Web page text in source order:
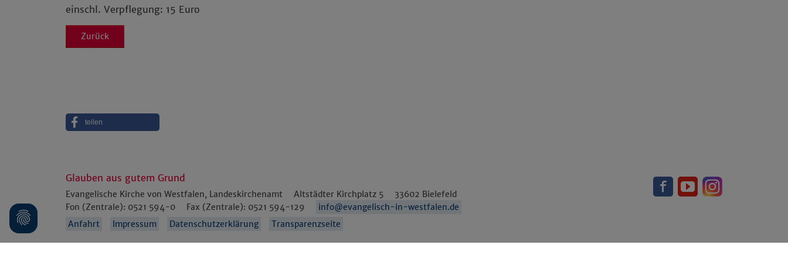
einschl. Verpflegung: 15 Euro
Zurück
teilen
Glauben aus gutem Grund
Evangelische Kirche von Westfalen, Landeskirchenamt Altstädter Kirchplatz 5 33602 Bielefeld
Fon (Zentrale): 0521 594-0 Fax (Zentrale): 0521 594-129
info@evangelisch-in-westfalen.de
Anfahrt
Impressum Datenschutzerklärung Transparenzseite